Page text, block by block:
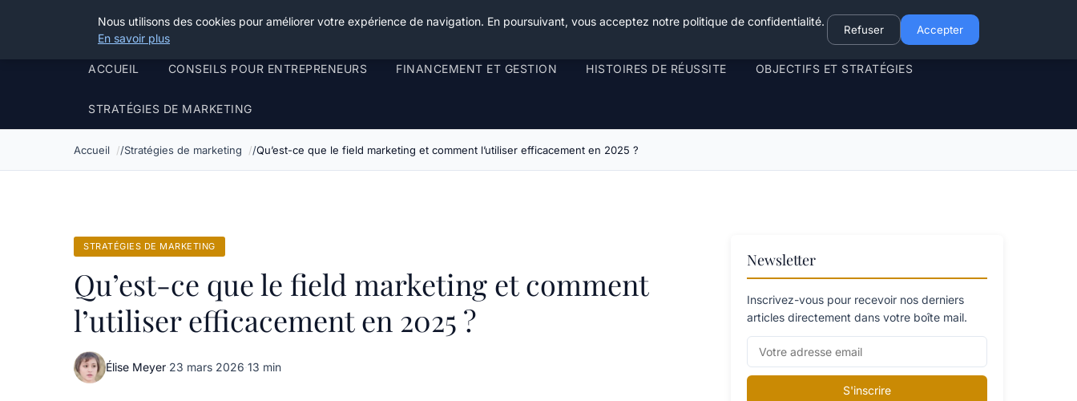
Henry Panky
ACCUEIL CONSEILS POUR ENTREPRENEURS FINANCEMENT ET GESTION HISTOIRES DE RÉUSSITE OBJECTIFS ET STRATÉGIES
STRATÉGIES DE MARKETING
Accueil Stratégies de marketing Qu’est-ce que le field marketing et comment l’utiliser efficacement en 2025 ?
STRATÉGIES DE MARKETING
Qu’est-ce que le field marketing et comment
l’utiliser efficacement en 2025 ?
Élise Meyer·23 mars 2026·13 min
Newsletter
Inscrivez-vous pour recevoir nos derniers
articles directement dans votre boîte mail.
S'inscrire
Nous utilisons des cookies pour améliorer votre expérience de navigation. En poursuivant, vous acceptez notre politique de confidentialité.
En savoir plus
Refuser Accepter